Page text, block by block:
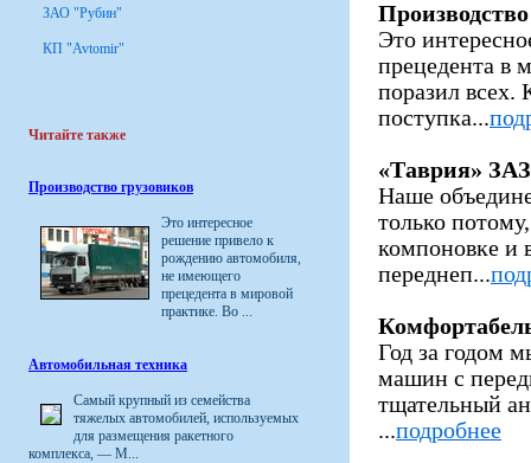
ЗАО "Рубин"
КП "Avtomir"
Читайте также
Производство грузовиков
Это интересное
решение привело к
рождению автомобиля,
не имеющего
прецедента в мировой
практике. Во ...
Автомобильная техника
Самый крупный из семейства
тяжелых автомобилей, используемых
для размещения ракетного
комплекса, — М...
Это
прецедента в
поразил всех.
поступка...
«Таврия»
Наше
только
компоновке и
переднеп...
Год за годом
машин с
тщательный
...подробнее